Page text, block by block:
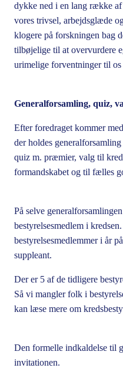
dykke ned i en lang række
vores trivsel, arbejdsglæde
klogere på forskningen bag
tilbøjelige til at overvurdere
urimelige forventninger til
Generalforsamling, quiz,
Efter foredraget kommer
der holdes
quiz m. præmier, valg til
formandskabet og til fælles
På selve
bestyrelsesmedlem i
bestyrelsesmedlemmer i år
suppleant.
Der er 5 af de tidligere
Så vi mangler folk i
kan læse mere om
Den formelle indkaldelse til
invitationen.